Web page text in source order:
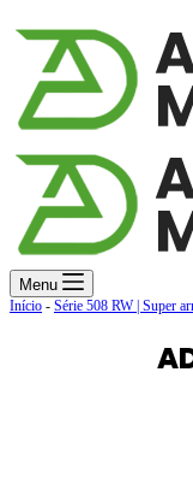
Menu
Início - Série 508 RW | Super